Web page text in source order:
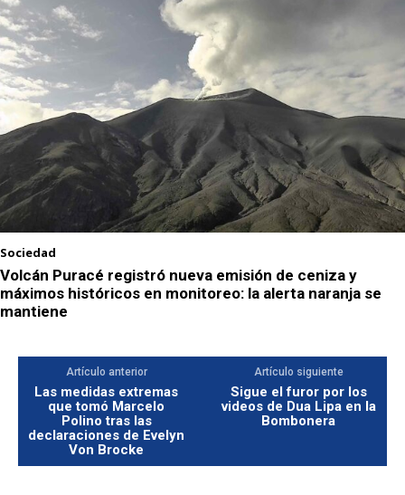
Sociedad
Volcán Puracé registró nueva emisión de ceniza y
máximos históricos en monitoreo: la alerta naranja se
mantiene
Artículo anterior
Las medidas extremas
que tomó Marcelo
Polino tras las
declaraciones de Evelyn
Von Brocke
Artículo siguiente
Sigue el furor por los
videos de Dua Lipa en la
Bombonera